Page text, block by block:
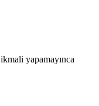
yapamayınca